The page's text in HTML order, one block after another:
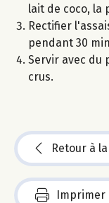
lait de coco, la
Rectifier
pendant 30
Servir avec du
crus.
Retour à